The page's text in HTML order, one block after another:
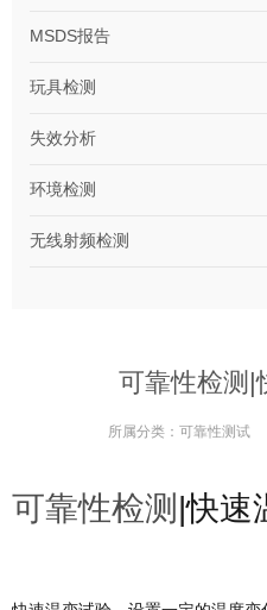
MSDS报告
玩具检测
失效分析
环境检测
无线射频检测
可靠性检测|
所属分类： 可靠性测试
可靠性检测 |快速